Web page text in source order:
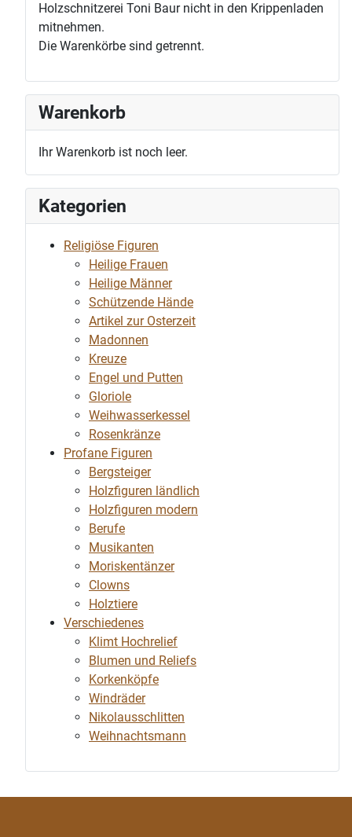
Holzschnitzerei Toni Baur nicht in den Krippenladen
mitnehmen.
Die Warenkörbe sind getrennt.
Warenkorb
Ihr Warenkorb ist noch leer.
Kategorien
Religiöse Figuren
Heilige Frauen
Heilige Männer
Schützende Hände
Artikel zur Osterzeit
Madonnen
Kreuze
Engel und Putten
Gloriole
Weihwasserkessel
Rosenkränze
Profane Figuren
Bergsteiger
Holzfiguren ländlich
Holzfiguren modern
Berufe
Musikanten
Moriskentänzer
Clowns
Holztiere
Verschiedenes
Klimt Hochrelief
Blumen und Reliefs
Korkenköpfe
Windräder
Nikolausschlitten
Weihnachtsmann